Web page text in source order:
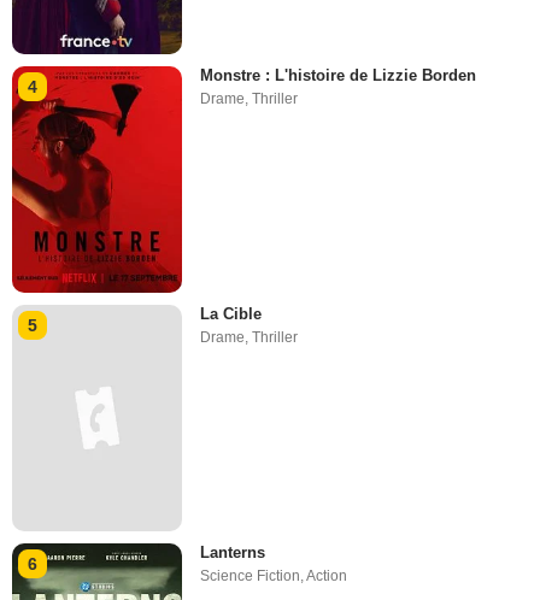
4
Monstre : L'histoire de Lizzie Borden
Drame ,Thriller
5
La Cible
Drame,Thriller
6
Lanterns
Science Fiction,Action